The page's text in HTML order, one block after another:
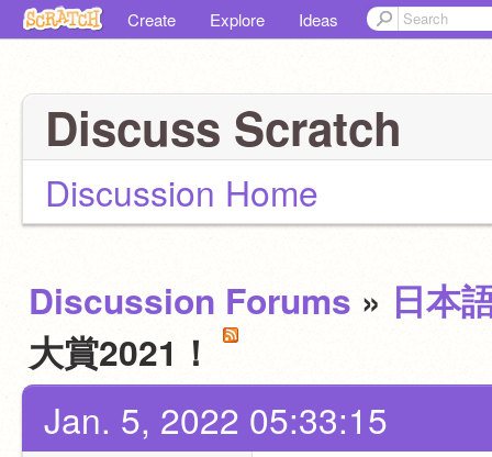
Create Explore Ideas
Discuss Scratch
Discussion Home
Discussion Forums » 日本
大賞2021！
Jan. 5, 2022 05:33:15